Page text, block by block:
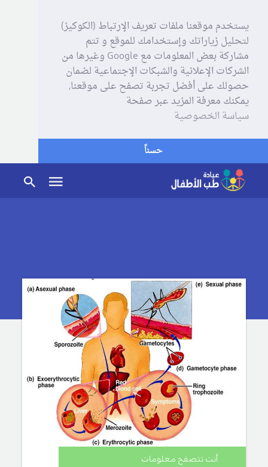
يستخدم موقعنا ملفات تعريف الإرتباط (الكوكيز)
لتحليل زياراتك وإستخدامك للموقع و تتم
مشاركة بعض المعلومات مع Google وغيرها من
الشركات الإعلانية والشبكات الإجتماعية لضمان
حصولك على أفضل تجربة تصفح على موقعنا,
يمكنك معرفة المزيد عبر صفحة
سياسة الخصوصية
حسناً
أنت تتصفح معلومات